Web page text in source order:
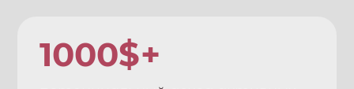
1000$+